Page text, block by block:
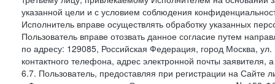
указанной цели и с условием соблюдения
Исполнитель вправе осуществлять обработку указанных
Пользователь вправе отозвать данное согласие путем
по адресу: 129085, Российская Федерация, город Москва,
контактного телефона, адрес электронной почты
6.7. Пользователь, предоставляя при регистрации на